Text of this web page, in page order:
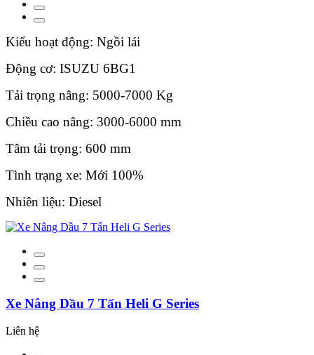
Kiểu hoạt động: Ngồi lái
Động cơ: ISUZU 6BG1
Tải trọng nâng: 5000-7000 Kg
Chiều cao nâng: 3000-6000 mm
Tâm tải trọng: 600 mm
Tình trạng xe: Mới 100%
Nhiên liệu: Diesel
Xe Nâng Dầu 7 Tấn Heli G Series
Liên hệ